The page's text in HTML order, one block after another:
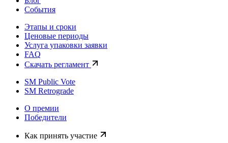
События
Этапы и сроки
Ценовые периоды
Услуга упаковки заявки
FAQ
Скачать регламент
SM Public Vote
SM Retrograde
О премии
Победители
Как принять участие